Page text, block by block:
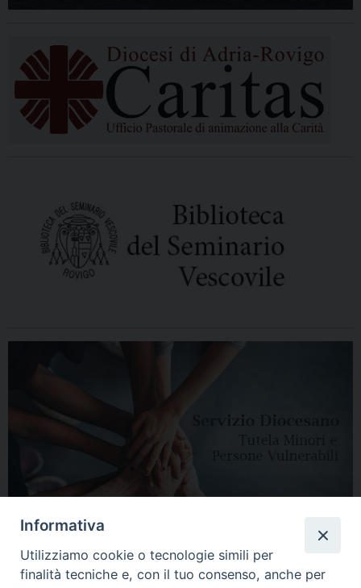
Informativa
Utilizziamo cookie o tecnologie simili per
finalità tecniche e, con il tuo consenso, anche per